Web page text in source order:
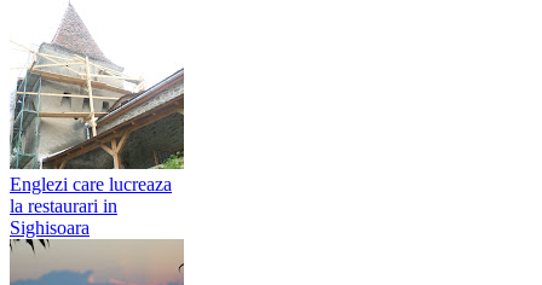
Englezi care lucreaza
la restaurari in
Sighisoara